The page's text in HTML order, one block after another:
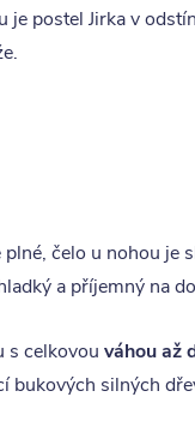
je postel Jirka v
čelo u nohou je
a příjemný na
s celkovou váhou až
bukových silných